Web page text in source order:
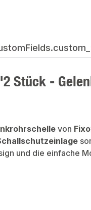
Stück -
von
und die einfache